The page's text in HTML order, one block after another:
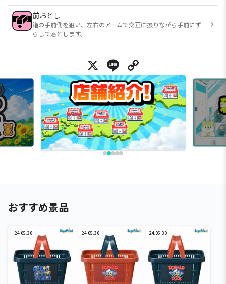
前おとし
箱の手前側を狙い、左右のアームで交互に振りながら手前にず
らして落とします。
X Line
おすすめ景品
24.05.30 24.05.30 24.05.30